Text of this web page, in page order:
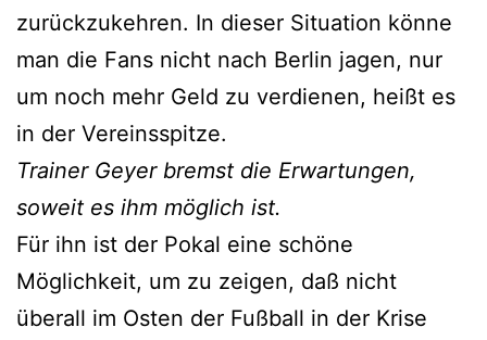
zurückzukehren. In dieser Situation könne
man die Fans nicht nach Berlin jagen, nur
um noch mehr Geld zu verdienen, heißt es
in der Vereinsspitze.
Trainer Geyer bremst die Erwartungen,
soweit es ihm möglich ist.
Für ihn ist der Pokal eine schöne
Möglichkeit, um zu zeigen, daß nicht
überall im Osten der Fußball in der Krise